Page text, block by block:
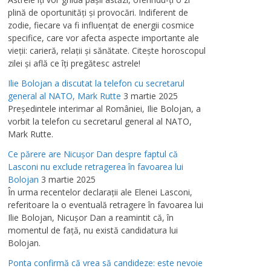
plină de oportunităţi şi provocări. Indiferent de
zodie, fiecare va fi influenţat de energii cosmice
specifice, care vor afecta aspecte importante ale
vieţii: carieră, relaţii şi sănătate. Citeşte horoscopul
zilei şi află ce îţi pregătesc astrele!
Ilie Bolojan a discutat la telefon cu secretarul
general al NATO, Mark Rutte 3 martie 2025
Preşedintele interimar al României, Ilie Bolojan, a
vorbit la telefon cu secretarul general al NATO,
Mark Rutte.
Ce părere are Nicuşor Dan despre faptul că
Lasconi nu exclude retragerea în favoarea lui
Bolojan 3 martie 2025
În urma recentelor declaraţii ale Elenei Lasconi,
referitoare la o eventuală retragere în favoarea lui
Ilie Bolojan, Nicuşor Dan a reamintit că, în
momentul de faţă, nu există candidatura lui
Bolojan.
Ponta confirmă că vrea să candideze: este nevoie